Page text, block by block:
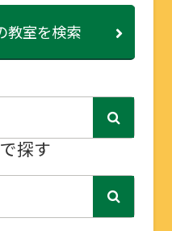
教室を検索
探す